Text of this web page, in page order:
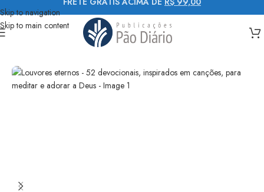
Skip to navigation
Skip to main content
Para mulheres